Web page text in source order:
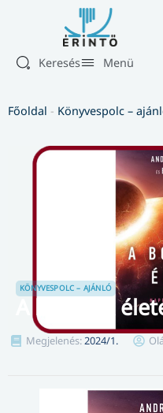
Keresés Menü
Főoldal - Könyvespolc –
KÖNYVESPOLC – AJÁNLÓ
A bolygók
Megjelenés:2024/1.